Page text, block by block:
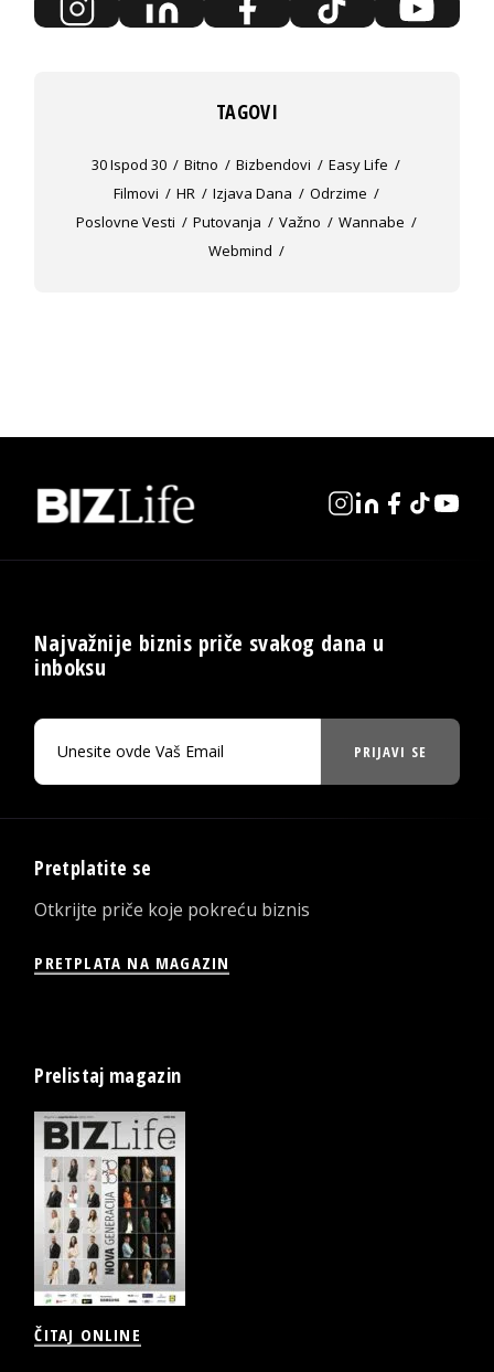
TAGOVI
30 Ispod 30 Bitno Bizbendovi
Easy Life
Filmovi
HR Izjava Dana
Odrzime
Poslovne Vesti
Putovanja Važno
Wannabe
Webmind
Najvažnije biznis priče svakog dana u
inboksu
PRIJAVI SE
Pretplatite se
Otkrijte priče koje pokreću biznis
PRETPLATA NA MAGAZIN
Prelistaj magazin
ČITAJ ONLINE